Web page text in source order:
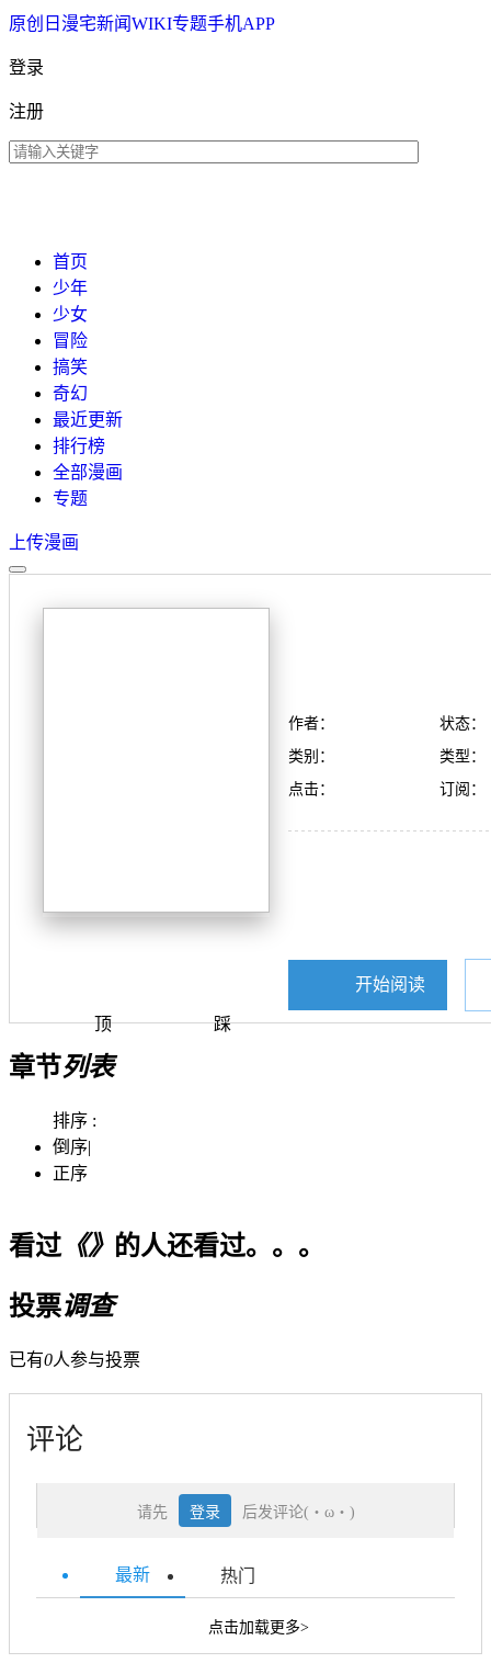
原创 日漫宅新闻WIKI专题手机APP
登录
注册
首页
少年
少女
冒险
搞笑
奇幻
最近更新
排行榜
全部漫画
专题
上传漫画
顶 踩
作者：
状态：
类别：
类型：
点击：
订阅：
开始阅读
章节列表
排序 :
倒序|
正序
看过《》 的人还看过。。。
投票调查
已有0人参与投票
评论
请先 登录 后发评论(・ω・)
最新 热门
点击加载更多>